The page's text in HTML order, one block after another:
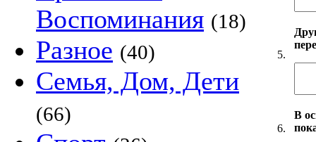
Воспоминания (18)
Разное (40)
Семья, Дом, Дети
(66)
5.
6.
В